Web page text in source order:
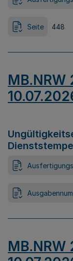
Seite 448
MB.NRW
MB.NRW